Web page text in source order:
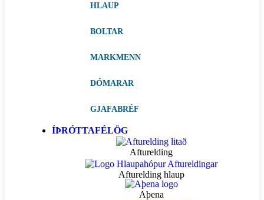
HLAUP
BOLTAR
MARKMENN
DÓMARAR
GJAFABRÉF
ÍÞRÓTTAFÉLÖG
Afturelding
Afturelding hlaup
Aþena